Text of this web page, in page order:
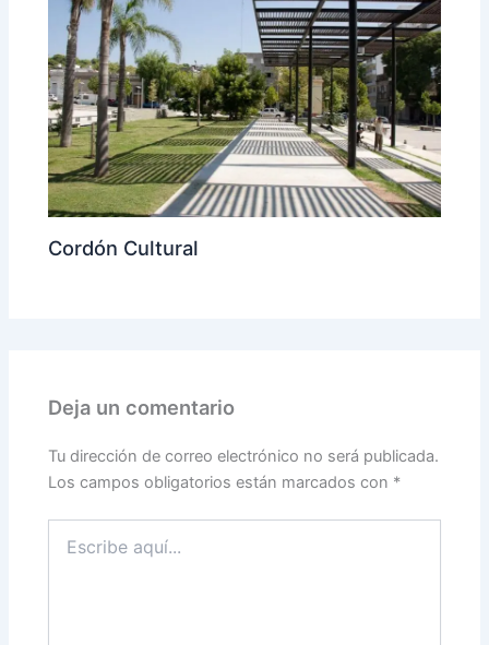
Cordón Cultural
Deja un comentario
Tu dirección de correo electrónico no será publicada.
Los campos obligatorios están marcados con *
aquí...